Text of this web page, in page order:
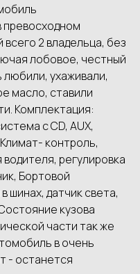
превосходном
2 владельца, без
лобовое, честный
ухаживали,
масло, ставили
Комплектация:
с CD, AUX,
контроль,
регулировка
Бортовой
шинах, датчик света,
кузова
части так же
в очень
- останется